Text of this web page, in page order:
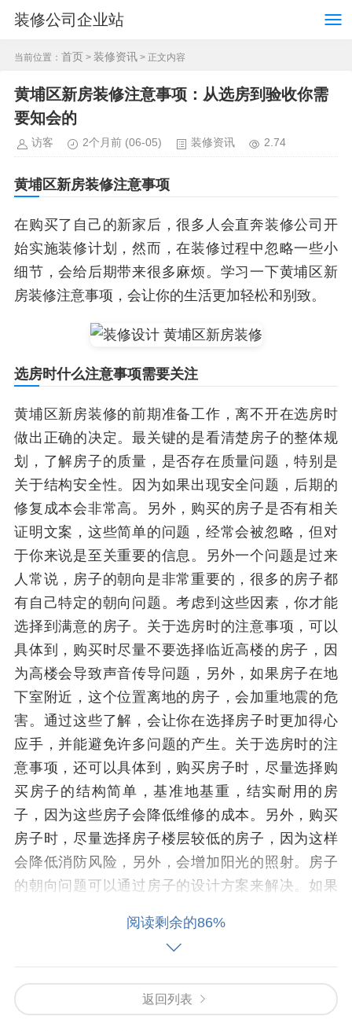
装修公司企业站
当前位置： 首页 > 装修资讯 > 正文内容
黄埔区新房装修注意事项：从选房到验收你需
要知会的
访客 2个月前 (06-05) 装修资讯 2.74
黄埔区新房装修注意事项
在购买了自己的新家后，很多人会直奔装修公司开
始实施装修计划，然而，在装修过程中忽略一些小
细节，会给后期带来很多麻烦。学习一下黄埔区新
房装修注意事项，会让你的生活更加轻松和别致。
选房时什么注意事项需要关注
黄埔区新房装修的前期准备工作，离不开在选房时
做出正确的决定。最关键的是看清楚房子的整体规
划，了解房子的质量，是否存在质量问题，特别是
关于结构安全性。因为如果出现安全问题，后期的
修复成本会非常高。另外，购买的房子是否有相关
证明文案，这些简单的问题，经常会被忽略，但对
于你来说是至关重要的信息。另外一个问题是过来
人常说，房子的朝向是非常重要的，很多的房子都
有自己特定的朝向问题。考虑到这些因素，你才能
选择到满意的房子。关于选房时的注意事项，可以
具体到，购买时尽量不要选择临近高楼的房子，因
为高楼会导致声音传导问题，另外，如果房子在地
下室附近，这个位置离地的房子，会加重地震的危
害。通过这些了解，会让你在选择房子时更加得心
应手，并能避免许多问题的产生。关于选房时的注
意事项，还可以具体到，购买房子时，尽量选择购
买房子的结构简单，基准地基重，结实耐用的房
子，因为这些房子会降低维修的成本。另外，购买
房子时，尽量选择房子楼层较低的房子，因为这样
会降低消防风险，另外，会增加阳光的照射。房子
的朝向问题可以通过房子的设计方案来解决。如果
心理的健康。房子的朝向问题主要是关于阳光的照
射问题。最后，房子的结构安全性问题，最好是选
择购买房子的结构简单耐用的房子。通过对房子的
细节的了解，可以合理的选择房子。了解黄埔区新
阅读剩余的86%
返回列表